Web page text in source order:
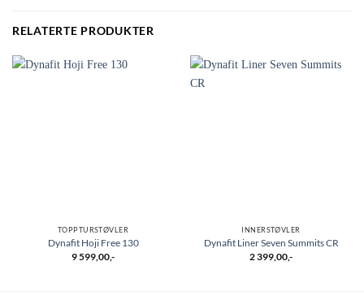
RELATERTE PRODUKTER
TOPPTURSTØVLER
Dynafit Hoji Free 130
9 599,00,-
INNERSTØVLER
Dynafit Liner Seven Summits CR
2 399,00,-